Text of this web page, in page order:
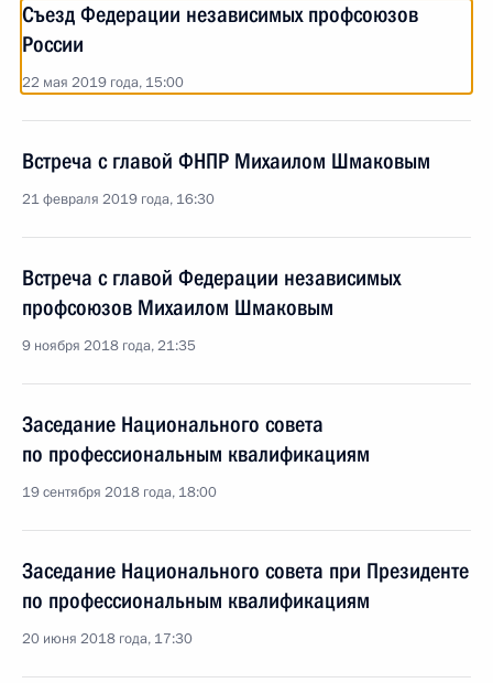
Съезд Федерации независимых профсоюзов
России
22 мая 2019 года, 15:00
Встреча с главой ФНПР Михаилом Шмаковым
21 февраля 2019 года, 16:30
Встреча с главой Федерации независимых
профсоюзов Михаилом Шмаковым
9 ноября 2018 года, 21:35
Заседание Национального совета
по профессиональным квалификациям
19 сентября 2018 года, 18:00
Заседание Национального совета при Президенте
по профессиональным квалификациям
20 июня 2018 года, 17:30